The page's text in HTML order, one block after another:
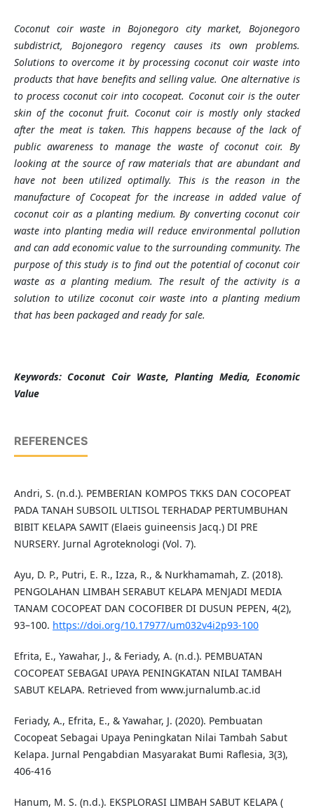
Coconut coir waste in Bojonegoro city market, Bojonegoro
subdistrict, Bojonegoro regency causes its own problems.
Solutions to overcome it by processing coconut coir waste into
products that have benefits and selling value. One alternative is
to process coconut coir into cocopeat. Coconut coir is the outer
skin of the coconut fruit. Coconut coir is mostly only stacked
after the meat is taken. This happens because of the lack of
public awareness to manage the waste of coconut coir. By
looking at the source of raw materials that are abundant and
have not been utilized optimally. This is the reason in the
manufacture of Cocopeat for the increase in added value of
coconut coir as a planting medium. By converting coconut coir
waste into planting media will reduce environmental pollution
and can add economic value to the surrounding community. The
purpose of this study is to find out the potential of coconut coir
waste as a planting medium. The result of the activity is a
solution to utilize coconut coir waste into a planting medium
that has been packaged and ready for sale.
Keywords: Coconut Coir Waste, Planting Media, Economic
Value
REFERENCES
Andri, S. (n.d.). PEMBERIAN KOMPOS TKKS DAN COCOPEAT
PADA TANAH SUBSOIL ULTISOL TERHADAP PERTUMBUHAN
BIBIT KELAPA SAWIT (Elaeis guineensis Jacq.) DI PRE
NURSERY. Jurnal Agroteknologi (Vol. 7).
Ayu, D. P., Putri, E. R., Izza, R., & Nurkhamamah, Z. (2018).
PENGOLAHAN LIMBAH SERABUT KELAPA MENJADI MEDIA
TANAM COCOPEAT DAN COCOFIBER DI DUSUN PEPEN, 4(2),
93–100. https://doi.org/10.17977/um032v4i2p93-100
Efrita, E., Yawahar, J., & Feriady, A. (n.d.). PEMBUATAN
COCOPEAT SEBAGAI UPAYA PENINGKATAN NILAI TAMBAH
SABUT KELAPA. Retrieved from www.jurnalumb.ac.id
Feriady, A., Efrita, E., & Yawahar, J. (2020). Pembuatan
Cocopeat Sebagai Upaya Peningkatan Nilai Tambah Sabut
Kelapa. Jurnal Pengabdian Masyarakat Bumi Raflesia, 3(3),
406-416
Hanum, M. S. (n.d.). EKSPLORASI LIMBAH SABUT KELAPA (